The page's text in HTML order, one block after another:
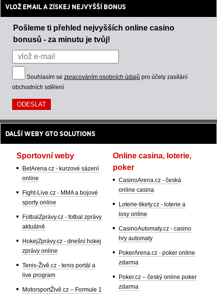
VLOŽ EMAIL A ZÍSKEJ NEJVYŠŠÍ BONUS
Pošleme ti přehled nejvyšších online casino
bonusů - za minutu je tvůj!
Souhlasím se zpracováním osobních údajů pro účely zasílání
obchodních sdělení
DALŠÍ WEBY GTO SOLUTIONS
Sportovní weby
BetArena.cz - kurzové sázení
online
Fight-Live.cz - MMA a bojové
sporty online
FotbalZprávy.cz - fotbal zprávy
aktuálně
HokejZprávy.cz - dnešní hokej
zprávy online
Tenis-Živě.cz - tenis portál a
live program
MotorsportŽivě.cz – Formule 1
Online casina, loterie,
poker
CasinoArena.cz - česká
online casina
Loterie-tikety.cz - loterie a
losy online
CasinoAutomaty.cz - casino
hry automaty
PokerArena.cz - poker online
zdarma
Poker.cz – český online poker
zdarma